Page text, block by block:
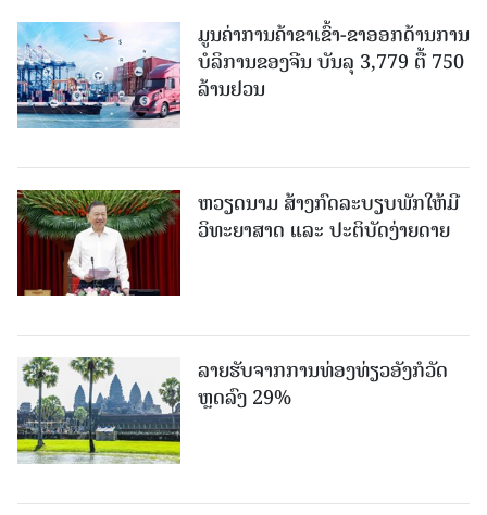
ມູນຄ່າການຄ້າຂາເຂົ້າ-ຂາອອກດ້ານການ
ບໍລິການຂອງຈີນ ບັນລຸ 3,779 ຕື້ 750
ລ້ານຢວນ
ຫວຽດນາມ ສ້າງກົດລະບຽບພັກໃຫ້ມີ
ວິທະຍາສາດ ແລະ ປະຕິບັດງ່າຍດາຍ
ລາຍຮັບຈາກການທ່ອງທ່ຽວອັງກໍວັດ
ຫຼດລົງ 29%